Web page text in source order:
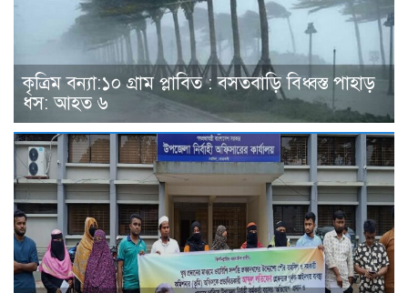
কৃত্রিম বন্যা:১০ গ্রাম প্লাবিত : বসতবাড়ি বিধ্বস্ত পাহাড়
ধস: আহত ৬